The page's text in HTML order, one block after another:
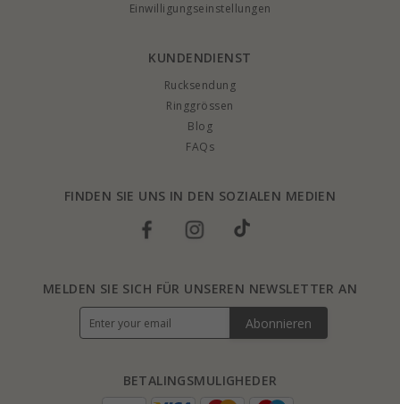
Einwilligungseinstellungen
KUNDENDIENST
Rucksendung
Ringgrössen
Blog
FAQs
FINDEN SIE UNS IN DEN SOZIALEN MEDIEN
BETALINGSMULIGHEDER
MELDEN SIE SICH FÜR UNSEREN NEWSLETTER AN
Abonnieren